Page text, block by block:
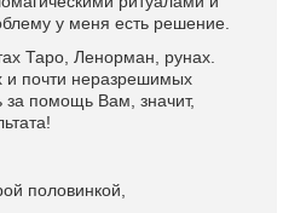
у меня есть решение.
Таро, Ленорман, рунах.
и почти неразрешимых
за помощь Вам, значит,
половинкой,